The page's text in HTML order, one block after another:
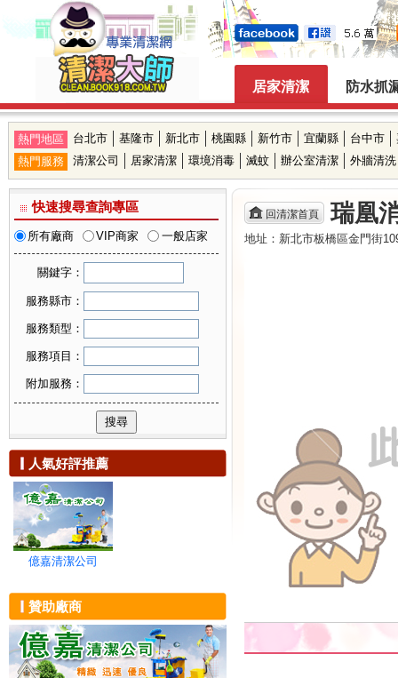
居家清潔 防水抓
熱門地區 台北市 基隆市 新北市 桃園縣 新竹市 宜蘭縣 台中市
熱門服務
清潔公司 居家清潔 環境消毒 滅蚊 辦公室清潔 外牆清洗
快速搜尋查詢專區
所有廠商 VIP商家 一般店家
關鍵字：
服務縣市：
可複選縣市
台北市
新北市
桃園縣
新竹市
新竹縣
苗栗縣
高雄市
宜蘭縣
花蓮縣
台東縣
服務類型：
可複選服務類型
居家清潔
除蟲消毒
社區清潔
清洗通管
清潔器材租賃
服務項目：
可複選服務項目
廚房清潔
浴室清潔
陽台打掃
地毯清洗
屋頂清洗
油漆工程
辦公家具清潔
泳池清洗
附加服務：
可複選附加服務
貨運、回頭車
家電維修
油漆粉刷
廢棄物清運
人氣好評推薦
億嘉清潔公司
贊助廠商
回清潔首頁 瑞凰
地址：新北市板橋區金門街